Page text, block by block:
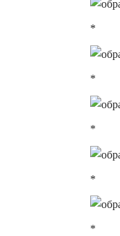
*
*
*
*
*